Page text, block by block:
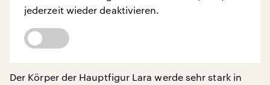
jederzeit wieder deaktivieren.
Der Körper der Hauptfigur Lara werde sehr stark in